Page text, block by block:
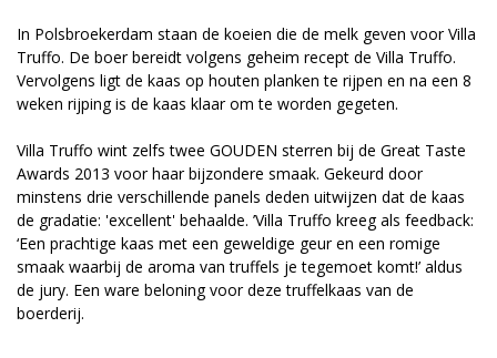
In Polsbroekerdam staan de koeien die de melk geven voor Villa
Truffo. De boer bereidt volgens geheim recept de Villa Truffo.
Vervolgens ligt de kaas op houten planken te rijpen en na een 8
weken rijping is de kaas klaar om te worden gegeten.
Villa Truffo wint zelfs twee GOUDEN sterren bij de Great Taste
Awards 2013 voor haar bijzondere smaak. Gekeurd door
minstens drie verschillende panels deden uitwijzen dat de kaas
de gradatie: 'excellent' behaalde. ’Villa Truffo kreeg als feedback:
‘Een prachtige kaas met een geweldige geur en een romige
smaak waarbij de aroma van truffels je tegemoet komt!’ aldus
de jury. Een ware beloning voor deze truffelkaas van de
boerderij.